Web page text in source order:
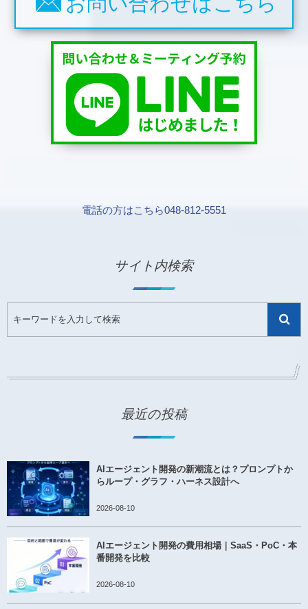
電話の方はこちら048-812-5551
サイト内検索
最近の投稿
AIエージェント開発の新潮流とは？プロンプトか
らループ・グラフ・ハーネス設計へ
2026-08-10
AIエージェント開発の費用相場｜SaaS・PoC・本
番開発を比較
2026-08-10